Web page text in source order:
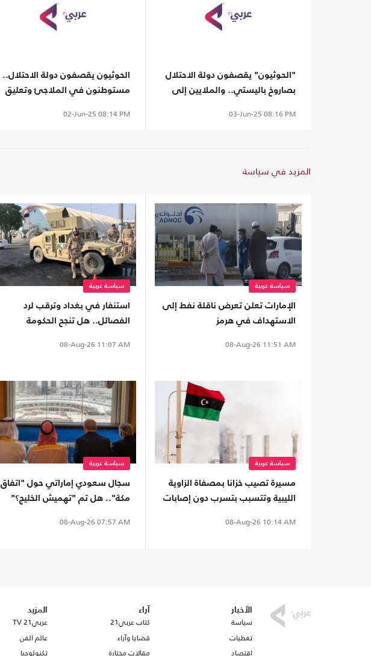
"الحوثيون" يقصفون دولة الاحتلال
بصاروخ باليستي.. والملايين إلى
03-Jun-25 08:16 PM
الحوثيون يقصفون دولة الاحتلال..
مستوطنون في الملاجئ وتعليق
02-Jun-25 08:14 PM
المزيد في سياسة
سياسة عربية
الإمارات تعلن تعرض ناقلة نفط إلى
الاستهداف في هرمز
08-Aug-26 11:51 AM
سياسة عربية
استنفار في بغداد وترقب لرد
الفصائل.. هل تنجح الحكومة
08-Aug-26 11:07 AM
سياسة عربية
مسيرة تصيب خزانا بمصفاة الزاوية
الليبية وتتسبب بتسرب دون إصابات
08-Aug-26 10:14 AM
سياسة عربية
سجال سعودي إماراتي حول "اتفاق
مكة".. هل تم "تهميش الخليج؟"
08-Aug-26 07:57 AM
الأخبار
سياسة
تغطيات
اقتصاد
آراء
كتاب عربي21
قضايا وآراء
مقالات مختارة
المزيد
عربي21 TV
عالم الفن
تكنولوجيا